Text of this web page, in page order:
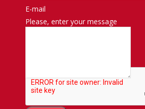
E-mail
Please, enter your message
Μήνυμα